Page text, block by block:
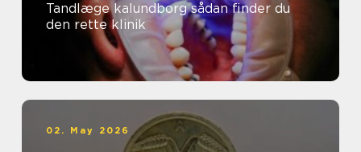
Tandlæge kalundborg sådan finder du
den rette klinik
02. May 2026